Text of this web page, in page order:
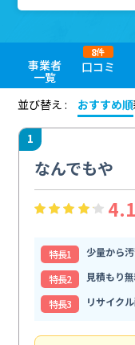
事業者
一覧
口コミ
8件
並び替え :
おすすめ順
1
なんでもや
4.1
特⻑1
少量から
特⻑2
見積もり
特⻑3
リサイク